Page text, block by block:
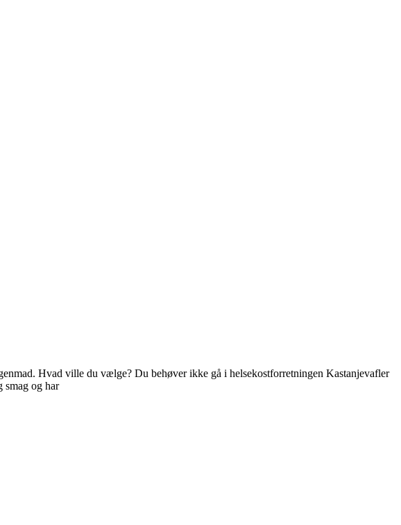
Hvad ville du vælge? Du behøver ikke gå i helsekostforretningen Kastanjevafler
smag og har